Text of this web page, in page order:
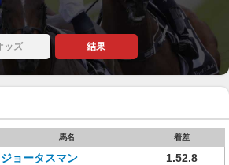
ッズ 結果
馬名 着差
ジョータスマン
1.52.8